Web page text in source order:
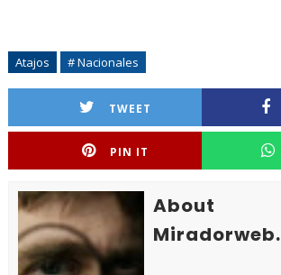
Atajos # Nacionales
TWEET
PIN IT
About